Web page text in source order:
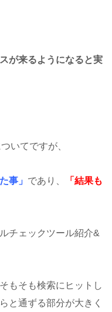
が来るようになると実
いてですが、
事」 であり、
「結果も
もそも検索にヒットし
と通ずる部分が大きく